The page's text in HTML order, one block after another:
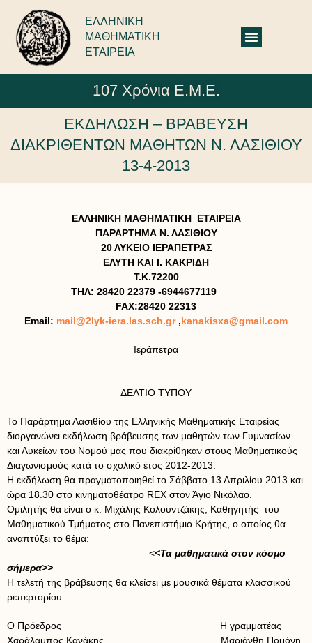
ΕΛΛΗΝΙΚΗ
ΜΑΘΗΜΑΤΙΚΗ
ΕΤΑΙΡΕΙΑ
107 Χρόνια Ε.Μ.Ε.
ΕΚΔΗΛΩΣΗ – ΒΡΑΒΕΥΣΗ
ΔΙΑΚΡΙΘΕΝΤΩΝ ΜΑΘΗΤΩΝ Ν. ΛΑΣΙΘΙΟΥ
13-4-2013
ΕΛΛΗΝΙΚΗ ΜΑΘΗΜΑΤΙΚΗ ΕΤΑΙΡΕΙΑ
ΠΑΡΑΡΤΗΜΑ Ν. ΛΑΣΙΘΙΟΥ
20 ΛΥΚΕΙΟ ΙΕΡΑΠΕΤΡΑΣ
EΛΥΤΗ ΚΑΙ Ι. ΚΑΚΡΙΔΗ
Τ.Κ.72200
ΤΗΛ: 28420 22379 -6944677119
FAX:28420 22313
Email: mail@2lyk-iera.las.sch.gr,kanakisxa@gmail.com
Ιεράπετρα
ΔΕΛΤΙΟ ΤΥΠΟΥ
Το Παράρτημα Λασιθίου της Ελληνικής Μαθηματικής Εταιρείας
διοργανώνει εκδήλωση βράβευσης των μαθητών των Γυμνασίων
και Λυκείων του Νομού μας που διακρίθηκαν στους Μαθηματικούς
Διαγωνισμούς κατά το σχολικό έτος 2012-2013.
Η εκδήλωση θα πραγματοποιηθεί το Σάββατο 13 Απριλίου 2013 και
ώρα 18.30 στο κινηματοθέατρο REX στον Άγιο Νικόλαο.
Ομιλητής θα είναι ο κ. Μιχάλης Κολουντζάκης, Καθηγητής του
Μαθηματικού Τμήματος στο Πανεπιστήμιο Κρήτης, ο οποίος θα
αναπτύξει το θέμα:
<<Τα μαθηματικά στον κόσμο
σήμερα>>
Η τελετή της βράβευσης θα κλείσει με μουσικά θέματα κλασσικού
ρεπερτορίου.
Ο Πρόεδρος Η γραμματέας
Χαράλαμπος Κανάκης Μαριάνθη Πομόνη